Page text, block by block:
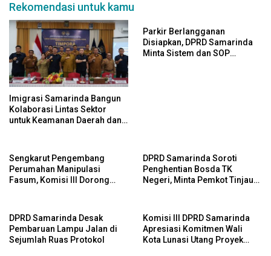
Rekomendasi untuk kamu
Imigrasi Samarinda Bangun
Kolaborasi Lintas Sektor
untuk Keamanan Daerah dan
Parkir Berlangganan
Disiapkan, DPRD Samarinda
Minta Sistem dan SOP
Sengkarut Pengembang
Perumahan Manipulasi
Fasum, Komisi III Dorong
DPRD Samarinda Soroti
Penghentian Bosda TK
Negeri, Minta Pemkot Tinjau
DPRD Samarinda Desak
Pembaruan Lampu Jalan di
Sejumlah Ruas Protokol
Komisi III DPRD Samarinda
Apresiasi Komitmen Wali
Kota Lunasi Utang Proyek